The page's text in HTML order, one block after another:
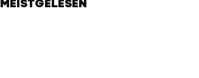
MEISTGELESEN